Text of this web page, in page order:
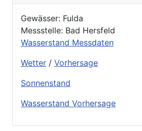
Gewässer: Fulda
Messstelle: Bad Hersfeld
Wasserstand Messdaten
Wetter / Vorhersage
Sonnenstand
Wasserstand Vorhersage